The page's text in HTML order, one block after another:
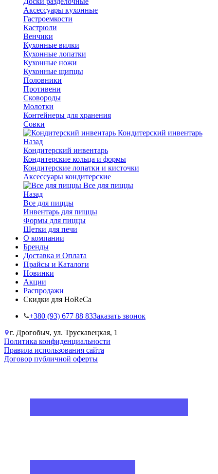
Аксессуары кухонные
Гастроемкости
Кастрюли
Венчики
Кухонные вилки
Кухонные лопатки
Кухонные ножи
Кухонные щипцы
Половники
Противени
Сковороды
Молотки
Контейнеры для хранения
Совки
Кондитерский инвентарь
Назад
Кондитерский инвентарь
Кондитерские кольца и формы
Кондитерские лопатки и кисточки
Аксессуары кондитерские
Все для пиццы
Назад
Все для пиццы
Инвентарь для пиццы
Формы для пиццы
Щетки для печи
О компании
Бренды
Доставка и Оплата
Прайсы и Каталоги
Новинки
Акции
Распродажи
Скидки для HoReCa
+38‎0 (93) 677 88 83Заказать звонок
г. Дрогобыч, ул. Трускавецкая, 1
Политика конфиденциальности
Правила использования сайта
Договор публичной оферты